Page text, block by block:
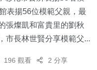
表揚56位模範父親，最
張燦凱和富貴里的劉秋
市長林世賢分享模範父...
196 觀看 2 分享